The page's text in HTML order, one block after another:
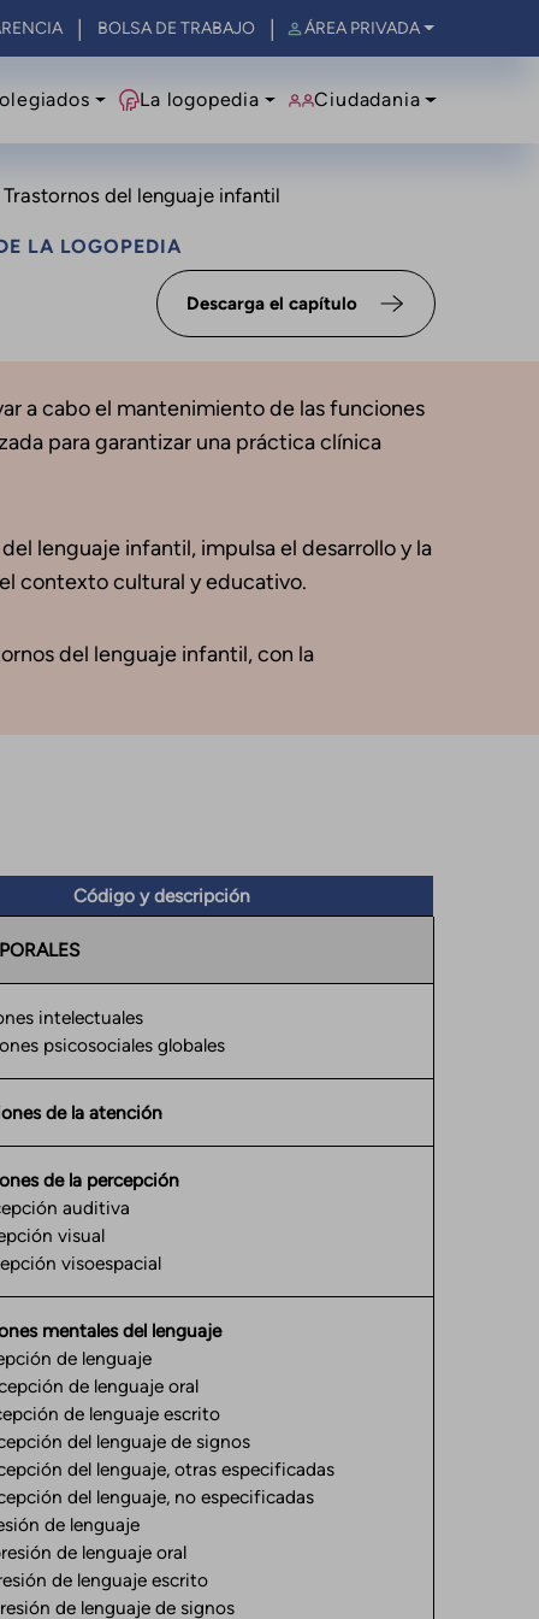
BOLSA DE TRABAJO ÁREA PRIVADA
La logopedia Ciudadania
Trastornos del lenguaje infantil
LA LOGOPEDIA
Descarga el capítulo
a cabo el mantenimiento de las funciones
para garantizar una práctica clínica
lenguaje infantil, impulsa el desarrollo y la
contexto cultural y educativo.
del lenguaje infantil, con la
Código y descripción
intelectuales
psicosociales globales
de la atención
de la percepción
auditiva
visual
visoespacial
mentales del lenguaje
de lenguaje
de lenguaje oral
de lenguaje escrito
del lenguaje de signos
del lenguaje, otras especificadas
del lenguaje, no especificadas
de lenguaje
de lenguaje oral
de lenguaje escrito
de lenguaje de signos